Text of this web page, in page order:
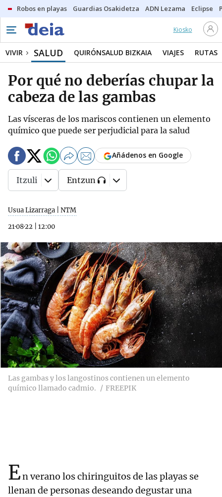
Robos en playas Guardias Osakidetza ADN Lezama Eclipse
Kiosko
VIVIR SALUD QUIRÓNSALUD BIZKAIA VIAJES RUTAS
Por qué no deberías chupar la
cabeza de las gambas
Las vísceras de los mariscos contienen un elemento
químico que puede ser perjudicial para la salud
Usua Lizarraga | NTM
21·08·22
12:00
Añádenos en Google
Itzuli Entzun
Las gambas y los langostinos contienen un elemento
químico llamado cadmio.
FREEPIK
En verano los chiringuitos de las playas se
llenan de personas deseando degustar una